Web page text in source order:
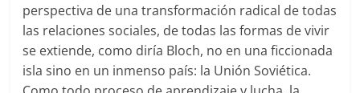
perspectiva de una transformación radical de todas
las relaciones sociales, de todas las formas de vivir
se extiende, como diría Bloch, no en una ficcionada
isla sino en un inmenso país: la Unión Soviética.